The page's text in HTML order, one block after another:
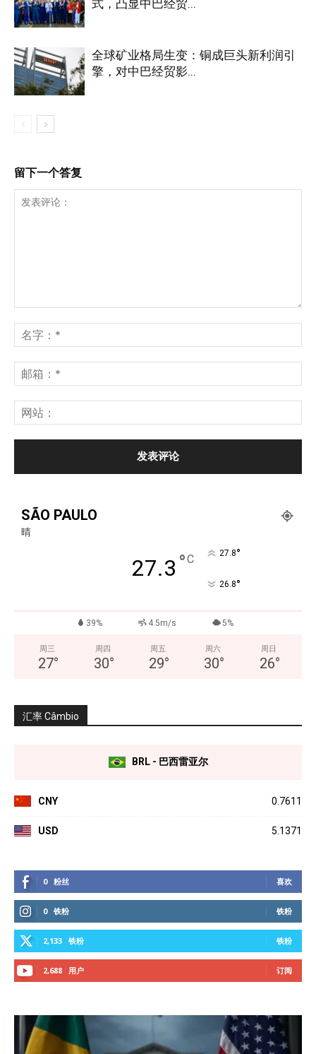
式，凸显中巴经贸...
全球矿业格局生变：铜成巨头新利润引
擎，对中巴经贸影...
留下一个答复
SÃO PAULO
晴
27.3 °C 27.8°
26.8°
39% 4.5m/s 5%
周三
27°
周四
30°
周五
29°
周六
30°
周日
26°
汇率 Câmbio
BRL - 巴西雷亚尔
CNY 0.7611
USD 5.1371
0 粉丝 喜欢
0 铁粉 铁粉
2,133 铁粉 铁粉
2,688 用户 订阅